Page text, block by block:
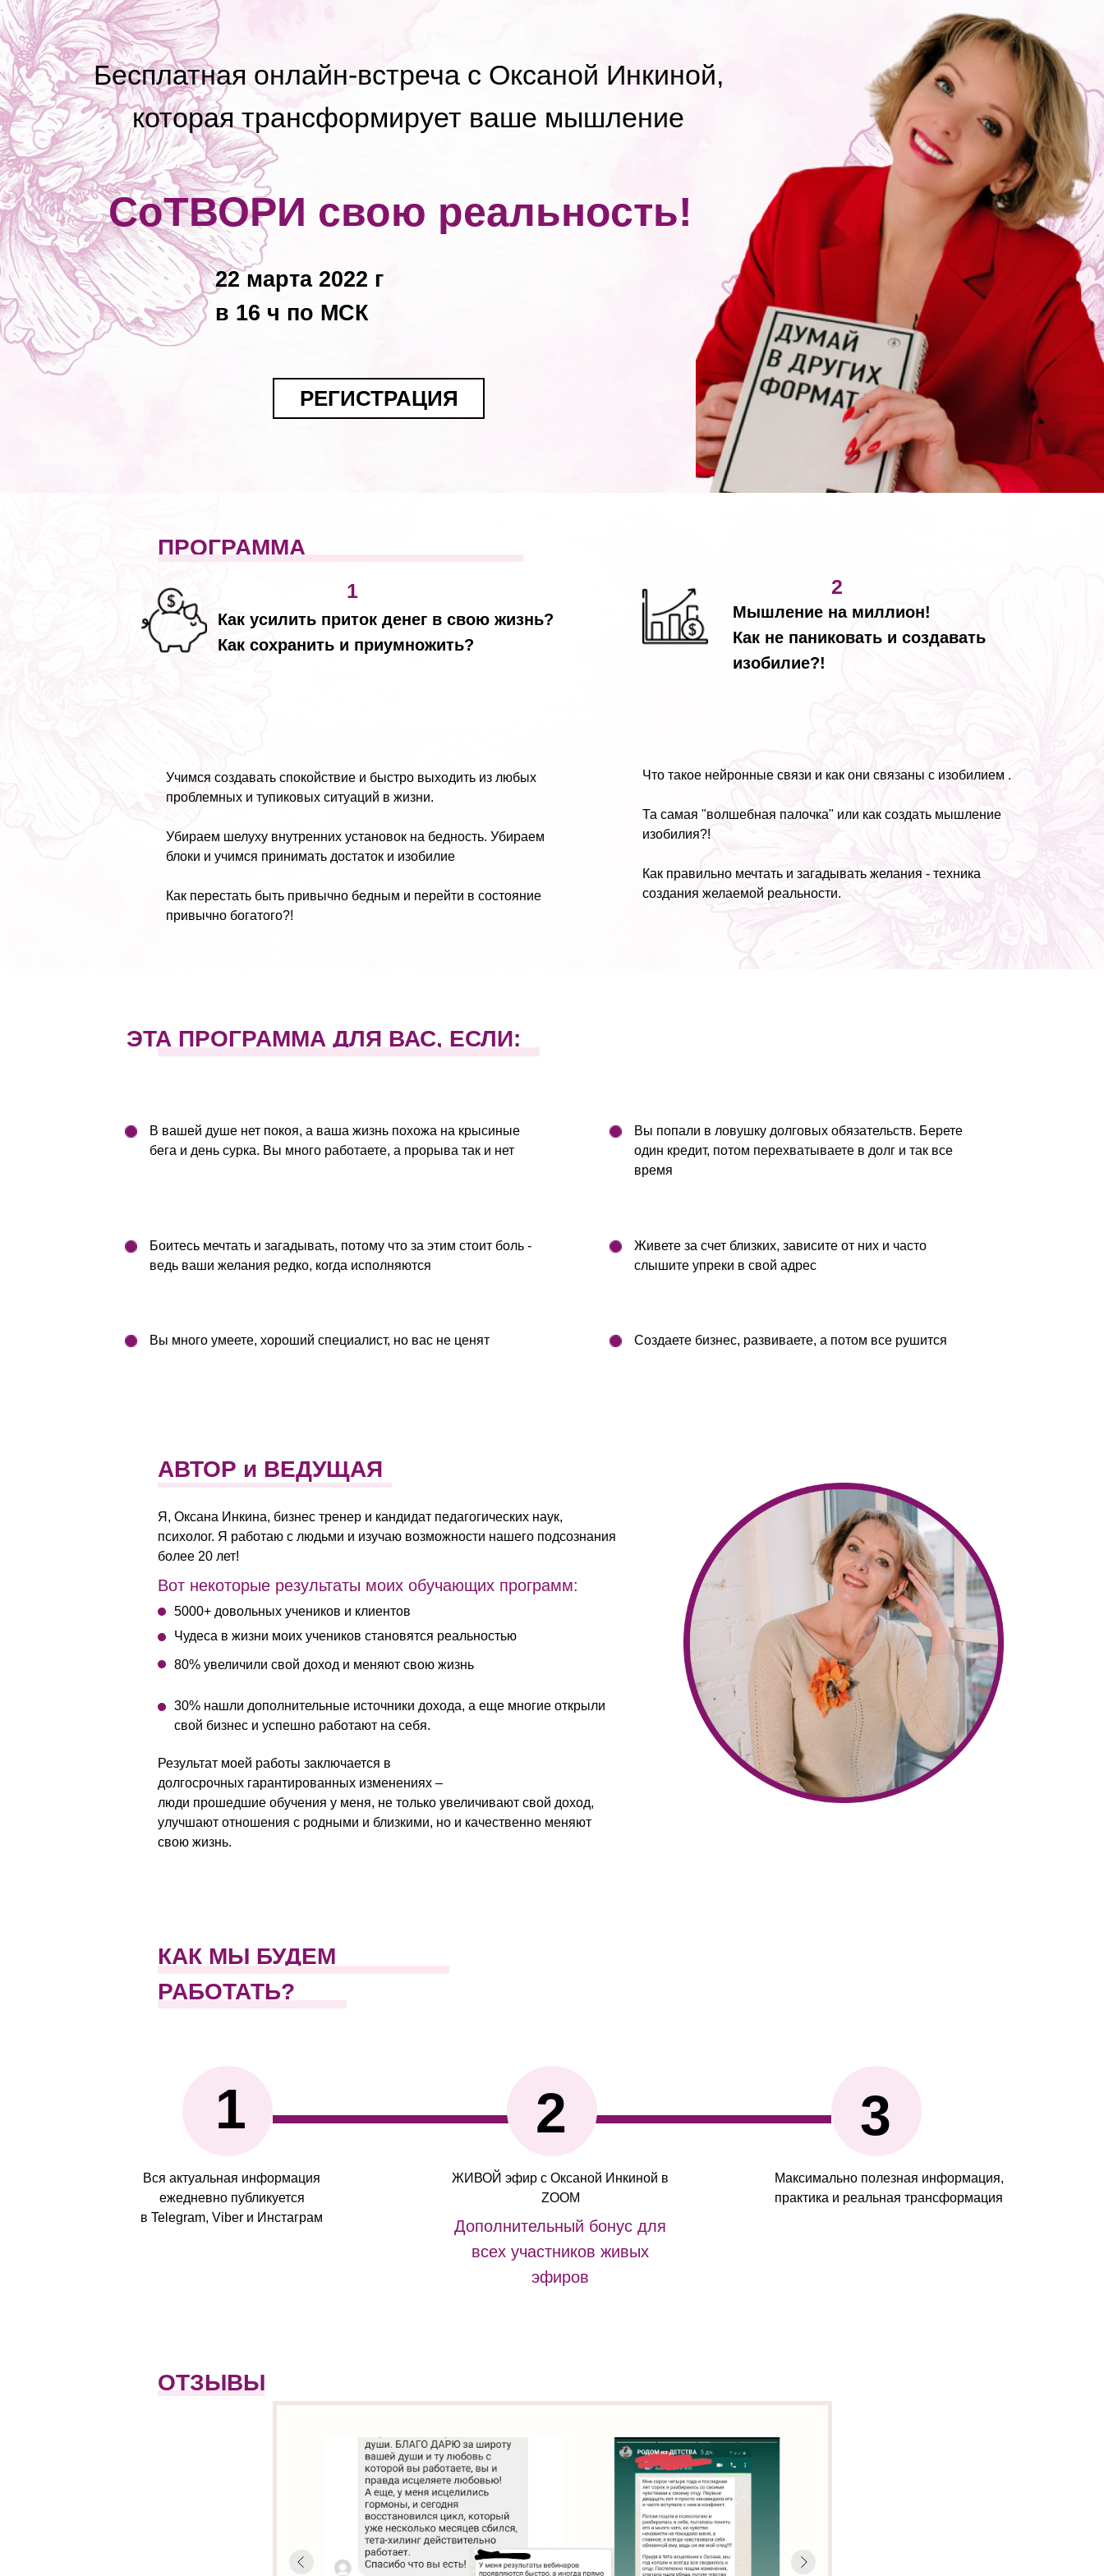
СоТВОРИ свою реальность!
22 марта 2022 г
в 16 ч по МСК
РЕГИСТРАЦИЯ
Бесплатная онлайн-встреча с Оксаной Инкиной,
которая трансформирует ваше мышление
ПРОГРАММА
Что такое нейронные связи и как они связаны с изобилием .
Та самая "волшебная палочка" или как создать мышление
изобилия?!
Как правильно мечтать и загадывать желания - техника
создания желаемой реальности.
Мышление на миллион!
Как не паниковать и создавать
изобилие?!
Как усилить приток денег в свою жизнь?
Как сохранить и приумножить?
1
Учимся создавать спокойствие и быстро выходить из любых
проблемных и тупиковых ситуаций в жизни.
Убираем шелуху внутренних установок на бедность. Убираем
блоки и учимся принимать достаток и изобилие
Как перестать быть привычно бедным и перейти в состояние
привычно богатого?!
2
ЭТА ПРОГРАММА ДЛЯ ВАС, ЕСЛИ:
В вашей душе нет покоя, а ваша жизнь похожа на крысиные
бега и день сурка. Вы много работаете, а прорыва так и нет
Боитесь мечтать и загадывать, потому что за этим стоит боль -
ведь ваши желания редко, когда исполняются
Вы много умеете, хороший специалист, но вас не ценят Создаете бизнес, развиваете, а потом все рушится
Вы попали в ловушку долговых обязательств. Берете
один кредит, потом перехватываете в долг и так все
время
Живете за счет близких, зависите от них и часто
слышите упреки в свой адрес
АВТОР и ВЕДУЩАЯ
Я, Оксана Инкина, бизнес тренер и кандидат педагогических наук,
психолог. Я работаю с людьми и изучаю возможности нашего подсознания
более 20 лет!
Вот некоторые результаты моих обучающих программ:
5000+ довольных учеников и клиентов
Чудеса в жизни моих учеников становятся реальностью
80% увеличили свой доход и меняют свою жизнь
30% нашли дополнительные источники дохода, а еще многие открыли
свой бизнес и успешно работают на себя.
Результат моей работы заключается в
долгосрочных гарантированных изменениях –
люди прошедшие обучения у меня, не только увеличивают свой доход,
улучшают отношения с родными и близкими, но и качественно меняют
свою жизнь.
КАК МЫ БУДЕМ
РАБОТАТЬ?
1 3
2
Вся актуальная информация
ежедневно публикуется
в Telegram, Viber и Инстаграм
Дополнительный бонус для
всех участников живых
эфиров
ЖИВОЙ эфир с Оксаной Инкиной в
ZOOM
Максимально полезная информация,
практика и реальная трансформация
ОТЗЫВЫ